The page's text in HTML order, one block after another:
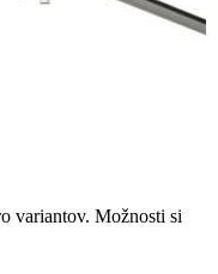
variantov. Možnosti si